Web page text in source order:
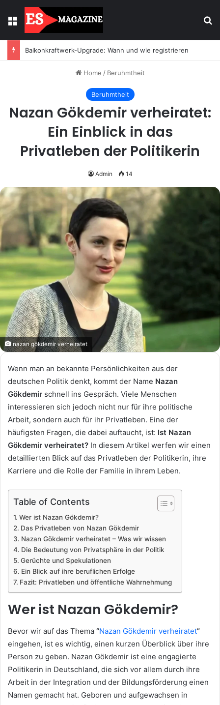
Menu
Balkonkraftwerk-Upgrade: Wann und wie registrieren
Home / Beruhmtheit
Beruhmtheit
Nazan Gökdemir verheiratet:
Ein Einblick in das
Privatleben der Politikerin
Admin 14
nazan gökdemir verheiratet
Wenn man an bekannte Persönlichkeiten aus der
deutschen Politik denkt, kommt der Name Nazan
Gökdemir schnell ins Gespräch. Viele Menschen
interessieren sich jedoch nicht nur für ihre politische
Arbeit, sondern auch für ihr Privatleben. Eine der
häufigsten Fragen, die dabei auftaucht, ist: Ist Nazan
Gökdemir verheiratet? In diesem Artikel werfen wir einen
detaillierten Blick auf das Privatleben der Politikerin, ihre
Karriere und die Rolle der Familie in ihrem Leben.
Table of Contents
Wer ist Nazan Gökdemir?
Das Privatleben von Nazan Gökdemir
Nazan Gökdemir verheiratet – Was wir wissen
Die Bedeutung von Privatsphäre in der Politik
Gerüchte und Spekulationen
Ein Blick auf ihre beruflichen Erfolge
Fazit: Privatleben und öffentliche Wahrnehmung
Wer ist Nazan Gökdemir?
Bevor wir auf das Thema “Nazan Gökdemir verheiratet”
eingehen, ist es wichtig, einen kurzen Überblick über ihre
Person zu geben. Nazan Gökdemir ist eine engagierte
Politikerin in Deutschland, die sich vor allem durch ihre
Arbeit in der Integration und der Bildungsförderung einen
Namen gemacht hat. Geboren und aufgewachsen in